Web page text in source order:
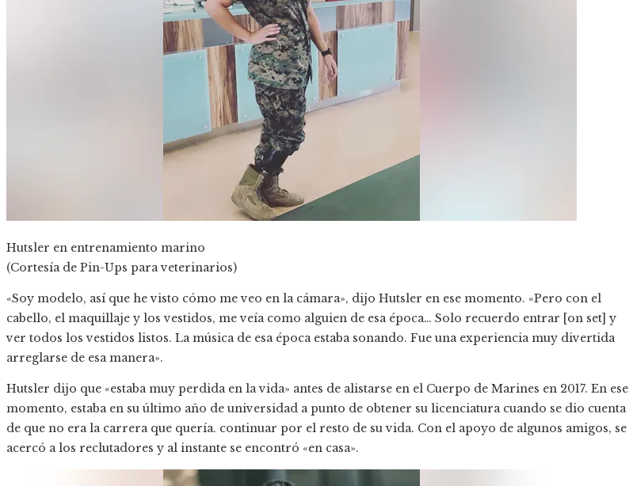
Hutsler en entrenamiento marino
(Cortesía de Pin-Ups para veterinarios)
«Soy modelo, así que he visto cómo me veo en la cámara», dijo Hutsler en ese momento. «Pero con el
cabello, el maquillaje y los vestidos, me veía como alguien de esa época… Solo recuerdo entrar [on set] y
ver todos los vestidos listos. La música de esa época estaba sonando. Fue una experiencia muy divertida
arreglarse de esa manera».
Hutsler dijo que «estaba muy perdida en la vida» antes de alistarse en el Cuerpo de Marines en 2017. En ese
momento, estaba en su último año de universidad a punto de obtener su licenciatura cuando se dio cuenta
de que no era la carrera que quería. continuar por el resto de su vida. Con el apoyo de algunos amigos, se
acercó a los reclutadores y al instante se encontró «en casa».